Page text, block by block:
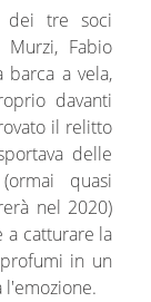
dei tre soci
Fabio
a vela,
davanti
il relitto
delle
quasi
nel 2020)
a catturare la
in un